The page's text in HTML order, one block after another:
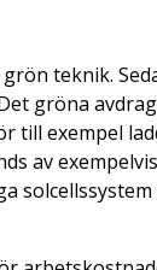
teknik.
gröna
till exempel
av